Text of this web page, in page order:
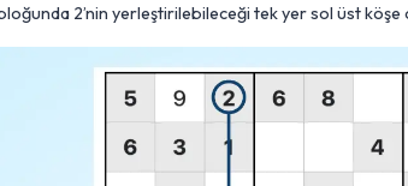
2’nin yerleştirilebileceği tek yer sol üst köşe